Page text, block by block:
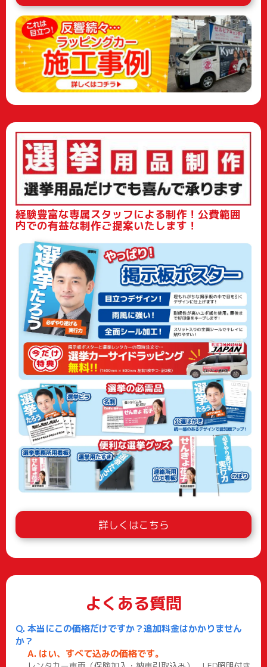
経験豊富な専属スタッフによる制作！公費範囲
内での有益な制作ご提案いたします！
詳しくはこちら
よくある質問
本当にこの価格だけですか？追加料金はかかりません
か？
はい、すべて込みの価格です。